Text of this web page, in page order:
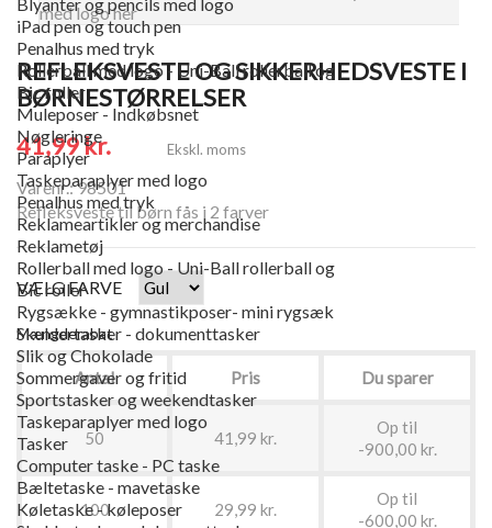
iPad pen og touch pen
Penalhus med tryk
Rollerball med logo - Uni-Ball rollerball og
Bic roller
Muleposer - Indkøbsnet
Nøgleringe
Paraplyer
Taskeparaplyer med logo
Penalhus med tryk
Reklameartikler og merchandise
Reklametøj
Rollerball med logo - Uni-Ball rollerball og
Bic roller
Rygsække - gymnastikposer- mini rygsæk
Skuldertasker - dokumenttasker
Slik og Chokolade
Sommergaver og fritid
Sportstasker og weekendtasker
Taskeparaplyer med logo
Tasker
Computer taske - PC taske
Bæltetaske - mavetaske
Køletaske - køleposer
REFLEKSVESTE OG SIKKERHEDSVESTE I
BØRNESTØRRELSER
41,99 kr.
Ekskl. moms
Varenr.: 98501
Refleksveste til børn fås i 2 farver
VÆLG FARVE
Mængderabat
Antal Pris Du sparer
50 41,99 kr.
Op til
-900,00 kr.
100 29,99 kr.
Op til
-600,00 kr.